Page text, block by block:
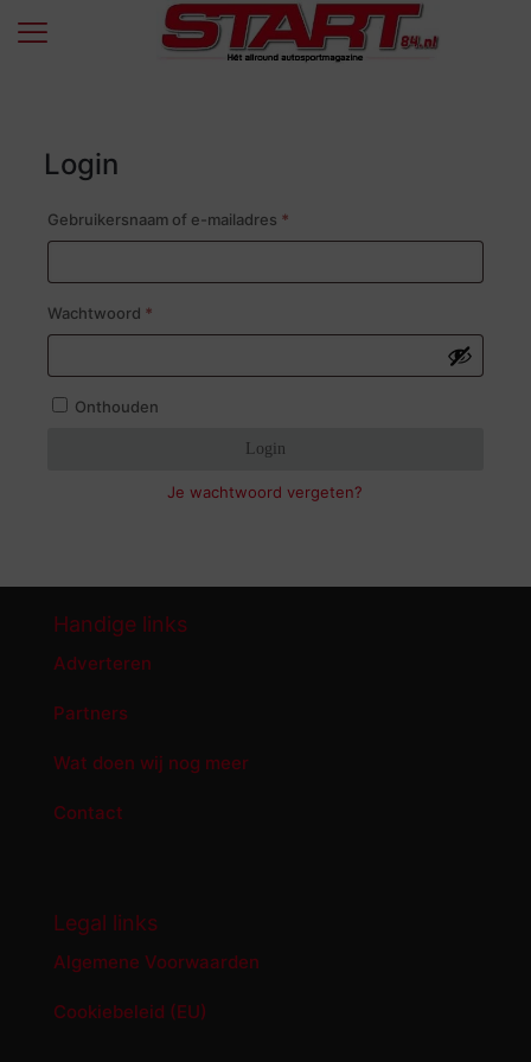
Login
Gebruikersnaam of e-mailadres *Vereist
Wachtwoord *Vereist
Onthouden
Login
Je wachtwoord vergeten?
Handige links
Adverteren
Partners
Wat doen wij nog meer
Contact
Legal links
Algemene Voorwaarden
Cookiebeleid (EU)